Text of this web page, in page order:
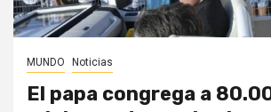
MUNDO Noticias
El papa congrega a